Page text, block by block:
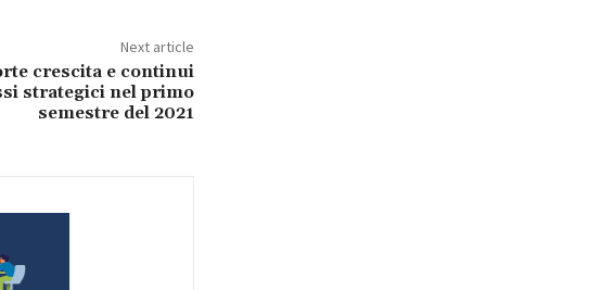
Next article
crescita e continui
strategici nel primo
semestre del 2021